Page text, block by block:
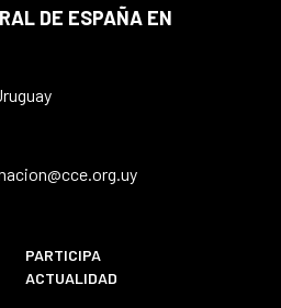
DE ESPAÑA EN
PARTICIPA
ACTUALIDAD